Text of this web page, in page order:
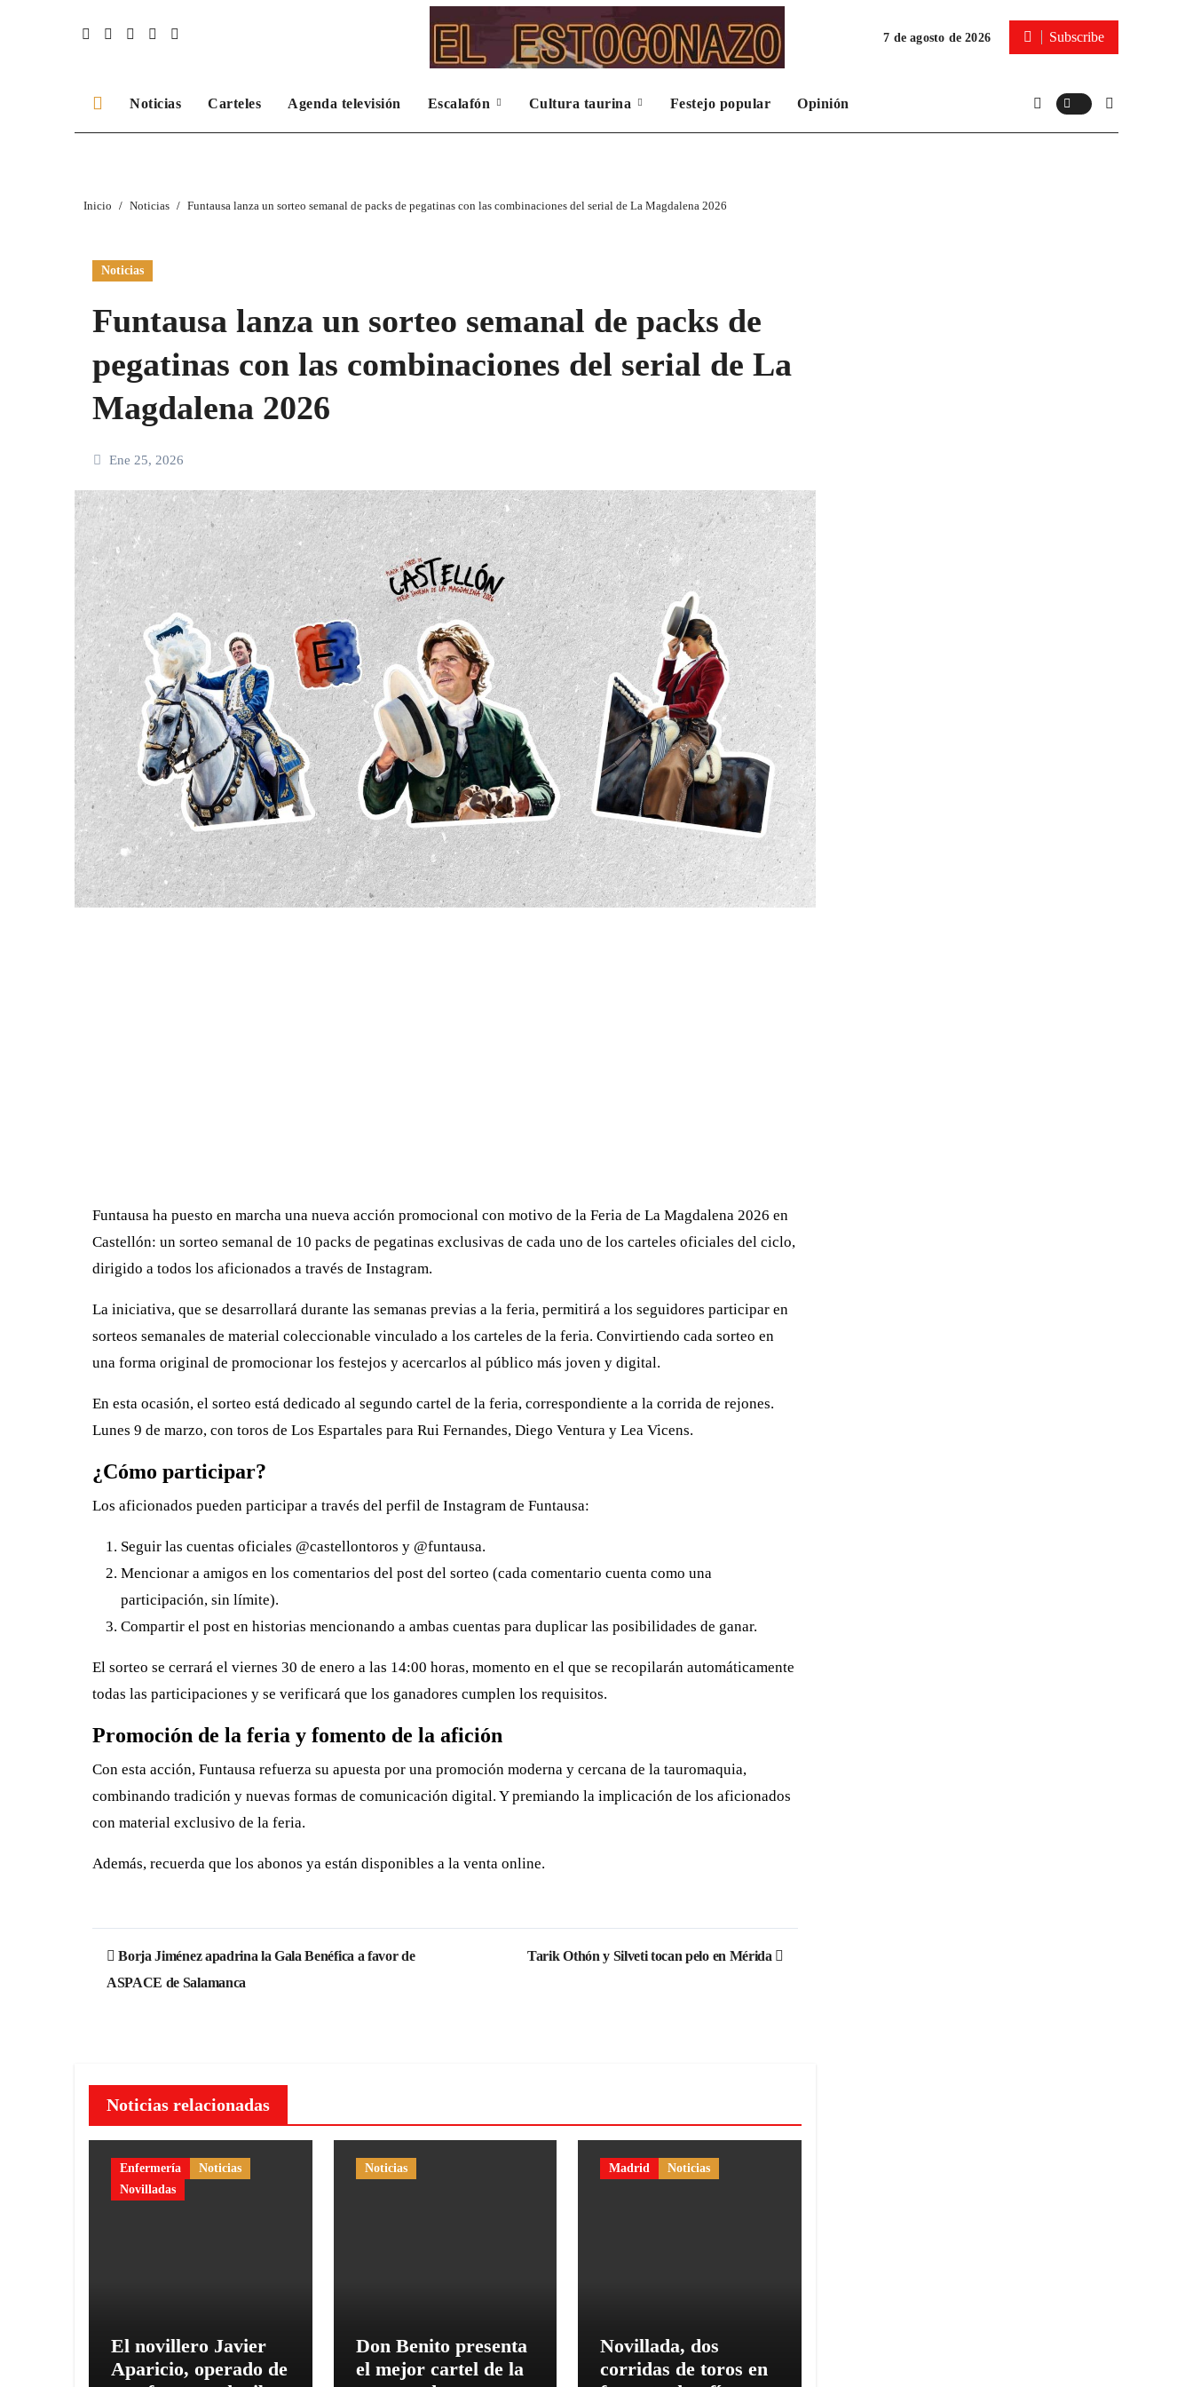
7 de agosto de 2026 Subscribe
Noticias Carteles Agenda televisión Escalafón Cultura taurina Festejo popular Opinión
Inicio Noticias Funtausa lanza un sorteo semanal de packs de pegatinas con las combinaciones del serial de La Magdalena 2026
Noticias
Funtausa lanza un sorteo semanal de packs de
pegatinas con las combinaciones del serial de La
Magdalena 2026
Ene 25, 2026
Funtausa ha puesto en marcha una nueva acción promocional con motivo de la Feria de La Magdalena 2026 en
Castellón: un sorteo semanal de 10 packs de pegatinas exclusivas de cada uno de los carteles oficiales del ciclo,
dirigido a todos los aficionados a través de Instagram.
La iniciativa, que se desarrollará durante las semanas previas a la feria, permitirá a los seguidores participar en
sorteos semanales de material coleccionable vinculado a los carteles de la feria. Convirtiendo cada sorteo en
una forma original de promocionar los festejos y acercarlos al público más joven y digital.
En esta ocasión, el sorteo está dedicado al segundo cartel de la feria, correspondiente a la corrida de rejones.
Lunes 9 de marzo, con toros de Los Espartales para Rui Fernandes, Diego Ventura y Lea Vicens.
¿Cómo participar?
Los aficionados pueden participar a través del perfil de Instagram de Funtausa:
Seguir las cuentas oficiales @castellontoros y @funtausa.
Mencionar a amigos en los comentarios del post del sorteo (cada comentario cuenta como una
participación, sin límite).
Compartir el post en historias mencionando a ambas cuentas para duplicar las posibilidades de ganar.
El sorteo se cerrará el viernes 30 de enero a las 14:00 horas, momento en el que se recopilarán automáticamente
todas las participaciones y se verificará que los ganadores cumplen los requisitos.
Promoción de la feria y fomento de la afición
Con esta acción, Funtausa refuerza su apuesta por una promoción moderna y cercana de la tauromaquia,
combinando tradición y nuevas formas de comunicación digital. Y premiando la implicación de los aficionados
con material exclusivo de la feria.
Además, recuerda que los abonos ya están disponibles a la venta online.
Navegación
de
Borja Jiménez apadrina la Gala Benéfica a favor de
ASPACE de Salamanca
Tarik Othón y Silveti tocan pelo en Mérida
Noticias relacionadas
Enfermería
Noticias
Novilladas
El novillero Javier
Aparicio, operado de
Noticias
Don Benito presenta
el mejor cartel de la
Madrid Noticias
Novillada, dos
corridas de toros en